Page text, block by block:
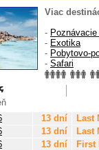
Viac
-
- Exotika
- Pobytovo-
- Safari
13 dní Last
13 dní Last
13 dní First